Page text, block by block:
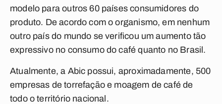
modelo para outros 60 países consumidores do
produto. De acordo com o organismo, em nenhum
outro país do mundo se verificou um aumento tão
expressivo no consumo do café quanto no Brasil.
Atualmente, a Abic possui, aproximadamente, 500
empresas de torrefação e moagem de café de
todo o território nacional.